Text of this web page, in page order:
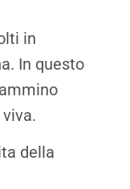
in
In questo
della